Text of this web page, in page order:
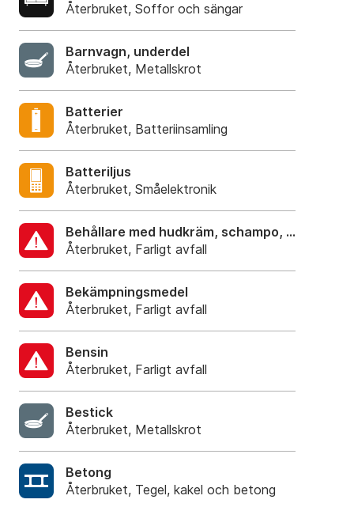
Återbruket, Soffor och sängar
Barnvagn, underdel
Återbruket, Metallskrot
Batterier
Återbruket, Batteriinsamling
Batteriljus
Återbruket, Småelektronik
Behållare med hudkräm, schampo, balsam,
Återbruket, Farligt avfall
Bekämpningsmedel
Återbruket, Farligt avfall
Bensin
Återbruket, Farligt avfall
Bestick
Återbruket, Metallskrot
Betong
Återbruket, Tegel, kakel och betong